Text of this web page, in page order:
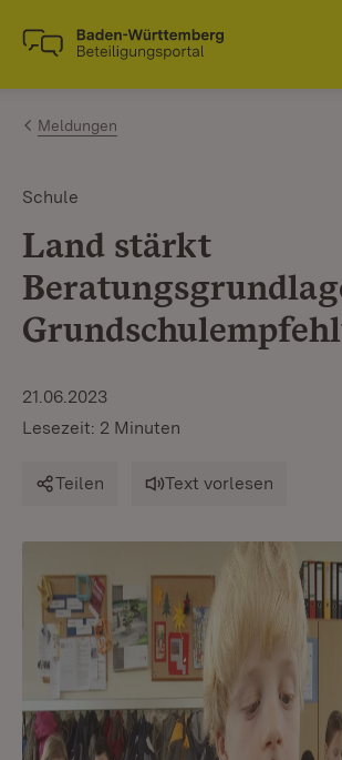
Zum Inhalt springen
Link zur Startseite
Meldungen
Schule
Land stärkt
21.06.2023
Lesezeit: 2 Minuten
Teilen Text vorlesen